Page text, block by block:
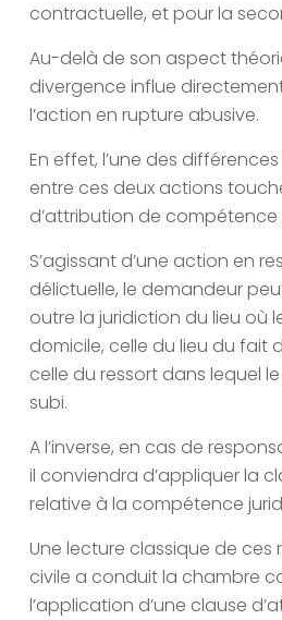
contractuelle, et pour la
Au-delà de son aspect
divergence influe
l’action en rupture abusive.
En effet, l’une des
entre ces deux actions
d’attribution de compétence
S’agissant d’une action en
délictuelle, le demandeur
outre la juridiction du lieu où
domicile, celle du lieu du fait
celle du ressort dans lequel
subi.
A l’inverse, en cas de
il conviendra d’appliquer la
relative à la compétence
Une lecture classique de ces
civile a conduit la chambre
l’application d’une clause